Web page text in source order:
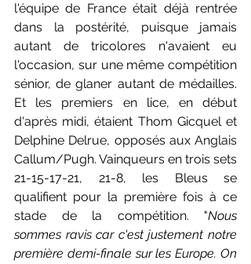
l'équipe de France était déjà rentrée
dans la postérité, puisque jamais
autant de tricolores n'avaient eu
l'occasion, sur une même compétition
sénior, de glaner autant de médailles.
Et les premiers en lice, en début
d'après midi, étaient Thom Gicquel et
Delphine Delrue, opposés aux Anglais
Callum/Pugh. Vainqueurs en trois sets
21-15-17-21, 21-8, les Bleus se
qualifient pour la première fois à ce
stade de la compétition. "Nous
sommes ravis car c'est justement notre
première demi-finale sur les Europe. On